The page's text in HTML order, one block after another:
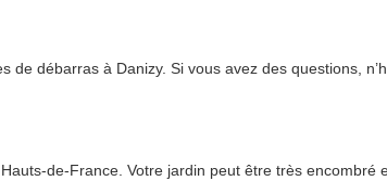
débarras à Danizy. Si vous avez des questions,
de-France. Votre jardin peut être très encombré